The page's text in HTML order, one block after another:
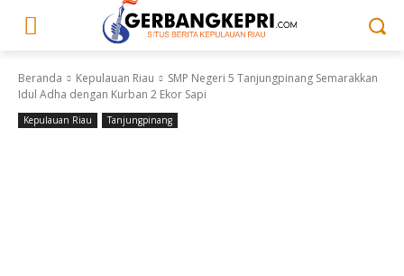
Beranda Kepulauan Riau
SMP Negeri 5 Tanjungpinang Semarakkan
Idul Adha dengan Kurban 2 Ekor Sapi
Kepulauan Riau Tanjungpinang